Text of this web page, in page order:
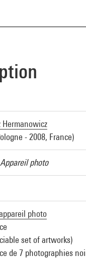
Hermanowicz
- 2008, France)
photo
photo
set of artworks)
de 7 photographies